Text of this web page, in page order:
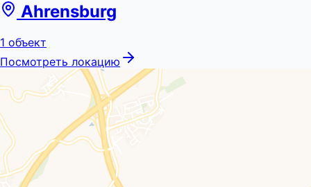
Ahrensburg
1 объект
Посмотреть локацию